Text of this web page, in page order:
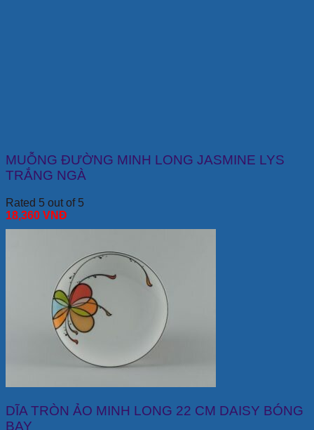
MUỖNG ĐƯỜNG MINH LONG JASMINE LYS
TRẮNG NGÀ
Rated 5 out of 5
18,360 VNĐ
DĨA TRÒN ẢO MINH LONG 22 CM DAISY BÓNG
BAY